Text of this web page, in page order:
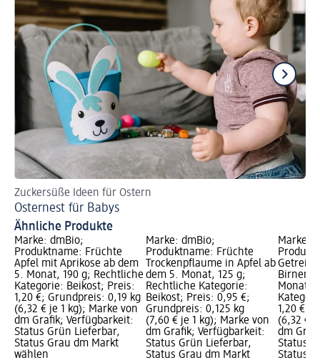
Zuckersüße Ideen für Ostern
Osternest für Babys
Ähnliche Produkte
Marke: dmBio;
Produktname: Früchte
Apfel mit Aprikose ab dem
5. Monat, 190 g; Rechtliche
Kategorie: Beikost; Preis:
1,20 €; Grundpreis: 0,19 kg
(6,32 € je 1 kg); Marke von
dm Grafik; Verfügbarkeit:
Status Grün Lieferbar,
Status Grau dm Markt
wählen
Marke: dmBio;
Produktname: Früchte
Trockenpflaume in Apfel ab
dem 5. Monat, 125 g;
Rechtliche Kategorie:
Beikost; Preis: 0,95 €;
Grundpreis: 0,125 kg
(7,60 € je 1 kg); Marke von
dm Grafik; Verfügbarkeit:
Status Grün Lieferbar,
Status Grau dm Markt
Marke:
Birnen
Monat,
1,20 €;
(6,32 €
dm
Status
Status